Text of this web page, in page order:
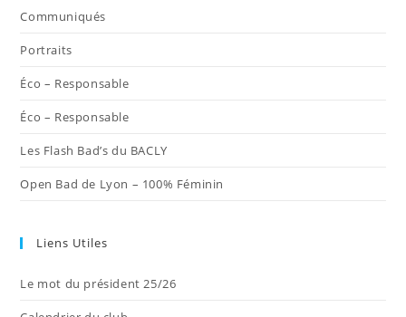
nouvel
nouvel
Communiqués
Portraits
Éco – Responsable
Éco – Responsable
Les Flash Bad’s du BACLY
Open Bad de Lyon – 100% Féminin
Liens Utiles
Le mot du président 25/26